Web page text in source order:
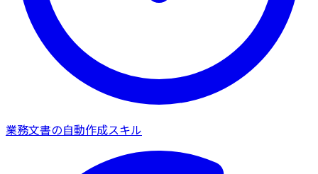
業務文書の自動作成スキル